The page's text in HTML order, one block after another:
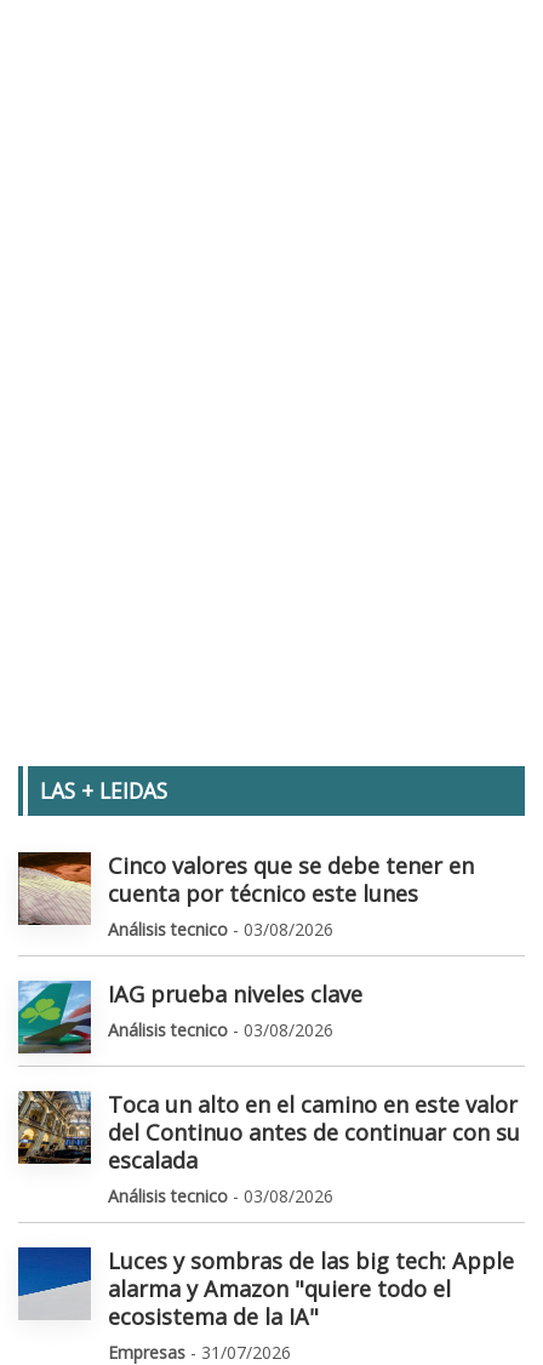
LAS + LEIDAS
Cinco valores que se debe tener en
cuenta por técnico este lunes
Análisis tecnico - 03/08/2026
IAG prueba niveles clave
Análisis tecnico - 03/08/2026
Toca un alto en el camino en este valor
del Continuo antes de continuar con su
escalada
Análisis tecnico - 03/08/2026
Luces y sombras de las big tech: Apple
alarma y Amazon "quiere todo el
ecosistema de la IA"
Empresas - 31/07/2026